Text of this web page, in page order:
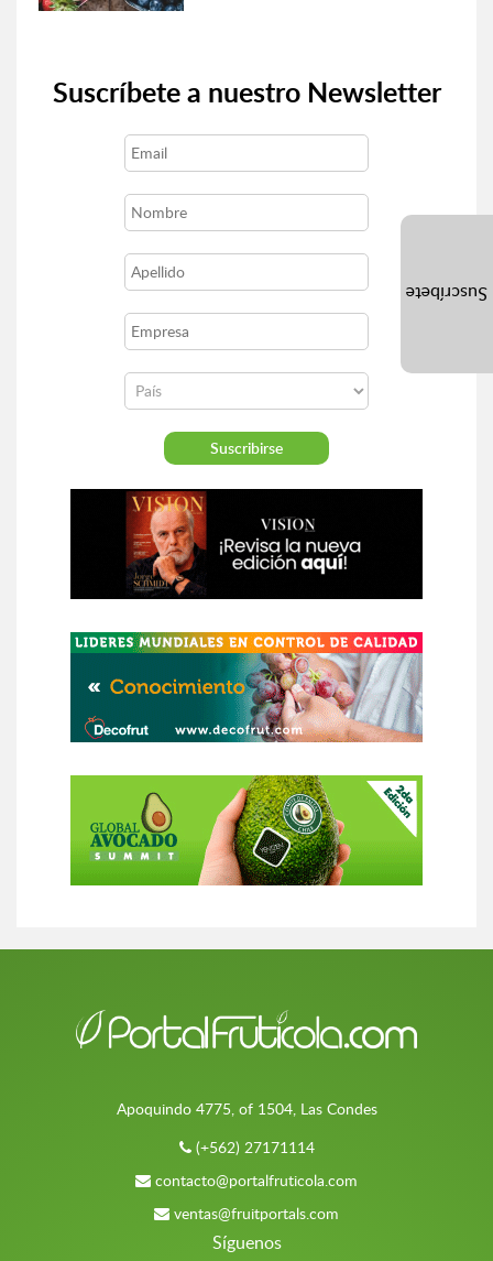
Suscríbete a nuestro Newsletter
Apoquindo 4775, of 1504, Las Condes
(+562) 27171114
contacto@portalfruticola.com
ventas@fruitportals.com
Síguenos
Suscríbete